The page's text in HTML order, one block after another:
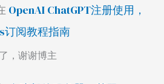
OpenAI ChatGPT注册使用，
订阅教程指南
，谢谢博主